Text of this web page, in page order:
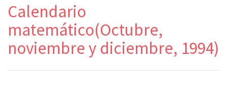
Calendario
matemático(Octubre,
noviembre y diciembre, 1994)